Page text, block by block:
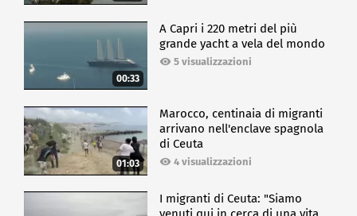
00:33
A Capri i 220 metri del più
grande yacht a vela del mondo
5 visualizzazioni
01:03
Marocco, centinaia di migranti
arrivano nell'enclave spagnola
di Ceuta
4 visualizzazioni
I migranti di Ceuta: "Siamo